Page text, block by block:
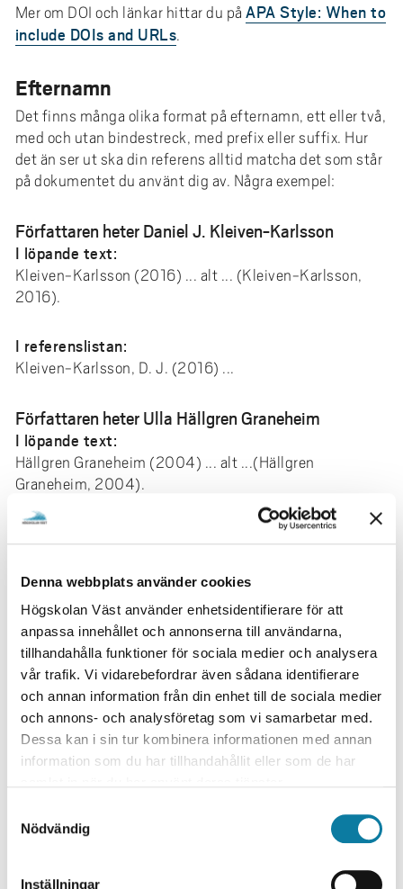
Denna webbplats använder cookies
Högskolan Väst använder enhetsidentifierare för att
anpassa innehållet och annonserna till användarna,
tillhandahålla funktioner för sociala medier och analysera
vår trafik. Vi vidarebefordrar även sådana identifierare
och annan information från din enhet till de sociala medier
och annons- och analysföretag som vi samarbetar med.
Dessa kan i sin tur kombinera informationen med annan
information som du har tillhandahållit eller som de har
Nödvändig
Inställningar
Mer om DOI och länkar hittar du påAPA Style: When to
include DOIs and URLs.
Efternamn
Det finns många olika format på efternamn, ett eller två,
med och utan bindestreck, med prefix eller suffix. Hur
det än ser ut ska din referens alltid matcha det som står
på dokumentet du använt dig av. Några exempel:
Författaren heter Daniel J. Kleiven-Karlsson
I löpande text:
Kleiven-Karlsson (2016) ... alt ... (Kleiven-Karlsson,
2016).
I referenslistan:
Kleiven-Karlsson, D. J. (2016) ...
Författaren heter Ulla Hällgren Graneheim
I löpande text:
Hällgren Graneheim (2004) ... alt ...(Hällgren
Graneheim, 2004).
Författaren heter Simone de Beauvoir
I löpande text:
de Beauvoir (1944) ... alt ...(de Beauvoir, 1944).
I referenslistan:
de Beauvoir, S. (1944) ...
Förkortningar
Förkortningar används för att öka läsbarheten samtidigt
som de ska användas sparsamt. Du får inte hitta på
egna förkortningar utan de skall vara allmänt kända